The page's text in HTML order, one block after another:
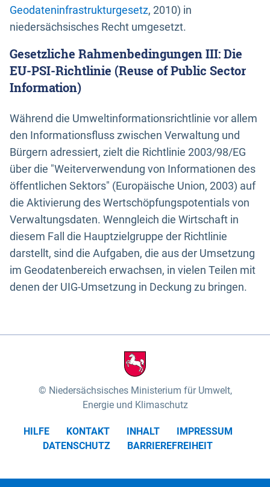
Geodateninfrastrukturgesetz, 2010) in
niedersächsisches Recht umgesetzt.
Gesetzliche Rahmenbedingungen III: Die
EU-PSI-Richtlinie (Reuse of Public Sector
Information)
Während die Umweltinformationsrichtlinie vor allem
den Informationsfluss zwischen Verwaltung und
Bürgern adressiert, zielt die Richtlinie 2003/98/EG
über die "Weiterverwendung von Informationen des
öffentlichen Sektors" (Europäische Union, 2003) auf
die Aktivierung des Wertschöpfungspotentials von
Verwaltungsdaten. Wenngleich die Wirtschaft in
diesem Fall die Hauptzielgruppe der Richtlinie
darstellt, sind die Aufgaben, die aus der Umsetzung
im Geodatenbereich erwachsen, in vielen Teilen mit
denen der UIG-Umsetzung in Deckung zu bringen.
Niedersächsisches Ministerium für Umwelt,
Energie und Klimaschutz
HILFE KONTAKT INHALT
IMPRESSUM
DATENSCHUTZ
BARRIEREFREIHEIT